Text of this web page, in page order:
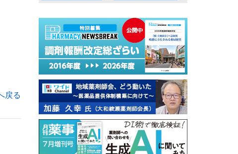
戻る